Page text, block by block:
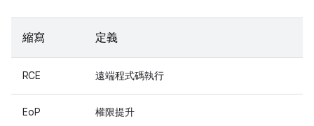
縮寫 定義
RCE 遠端程式碼執行
EoP 權限提升